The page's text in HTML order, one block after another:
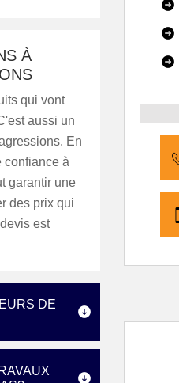
À
qui vont
aussi un
En
confiance à
garantir une
des prix qui
est
DE